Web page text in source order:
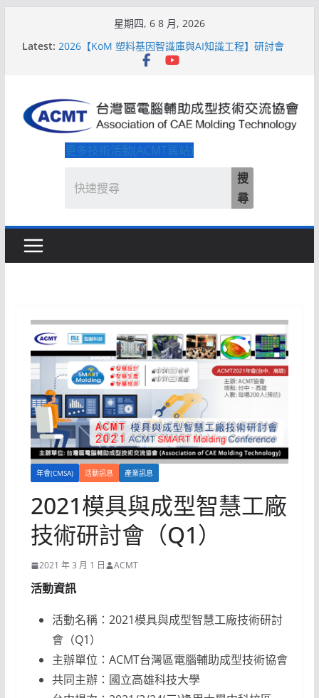
星期四, 6 8 月, 2026
Latest:
2026【QoM 射出成型高品質穩定生產】研討會
2026【KoM 塑料基因智識庫與AI知識工程】研討會
【培訓課程】【ACMT Ｔ零量產】模具估報價：貫穿
具展重磅登場
ACMT打造「Smart Molding 模塑智造平台」主題館
更多技術活動(ACMT舊站)
搜
尋
年會(CMSA) 活動訊息 產業訊息
2021模具與成型智慧工廠
技術研討會（Q1）
2021 年 3 月 1 日 ACMT
活動資訊
活動名稱：2021模具與成型智慧工廠技術研討
會（Q1）
主辦單位：ACMT台灣區電腦輔助成型技術協會
共同主辦：國立高雄科技大學